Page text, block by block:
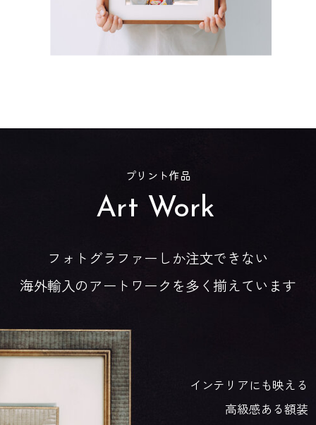
Art Work
プリント作品
フォトグラファーしか注文できない
海外輸入のアートワークを多く揃えています
インテリアにも映える
高級感ある額装